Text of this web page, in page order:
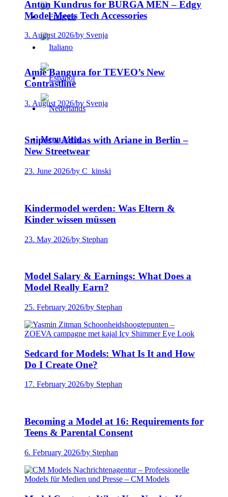
Menu Menu
Anton Kundrus for BURGA MEN – Edgy
Model Meets Tech Accessories
3. August 2026/by Svenja
Amie Bangura for TEVEO’s New
Contrastline
3. August 2026/by Svenja
Snipes x Adidas with Ariane in Berlin –
New Streetwear
23. June 2026/by C_kinski
Kindermodel werden: Was Eltern &
Kinder wissen müssen
23. May 2026/by Stephan
Model Salary & Earnings: What Does a
Model Really Earn?
25. February 2026/by Stephan
Sedcard for Models: What Is It and How
Do I Create One?
17. February 2026/by Stephan
Becoming a Model at 16: Requirements for
Teens & Parental Consent
6. February 2026/by Stephan